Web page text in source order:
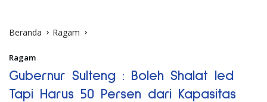
Beranda Ragam
Ragam
Gubernur Sulteng : Boleh Shalat Ied
Tapi Harus 50 Persen dari Kapasitas